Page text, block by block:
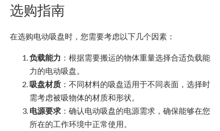
选购指南
在选购电动吸盘时，您需要考虑以下几个因素：
负载能力 ：根据需要搬运的物体重量选择合适负载能
力的电动吸盘。
吸盘材质 ：不同材料的吸盘适用于不同表面，选择时
需考虑被吸物体的材质和形状。
电源要求 ：确认电动吸盘的电源需求，确保能够在您
所在的工作环境中正常使用。